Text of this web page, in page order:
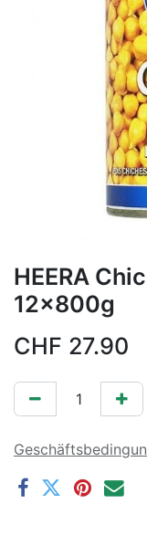
HEERA
12x800g
CHF 27.90